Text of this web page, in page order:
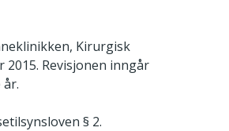
Kirurgisk
2015. Revisjonen inngår
§ 2.